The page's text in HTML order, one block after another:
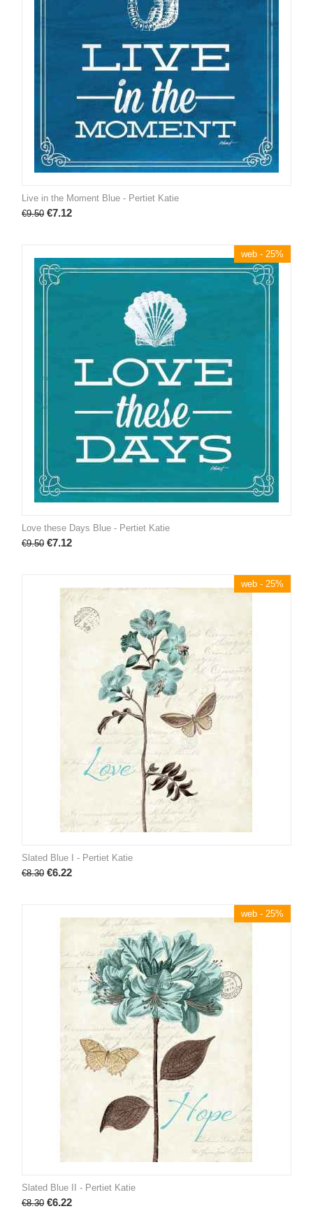
Live in the Moment Blue - Pertiet Katie
€9.50 €7.12
web - 25%
Love these Days Blue - Pertiet Katie
€9.50 €7.12
web - 25%
Slated Blue I - Pertiet Katie
€8.30 €6.22
web - 25%
Slated Blue II - Pertiet Katie
€8.30 €6.22